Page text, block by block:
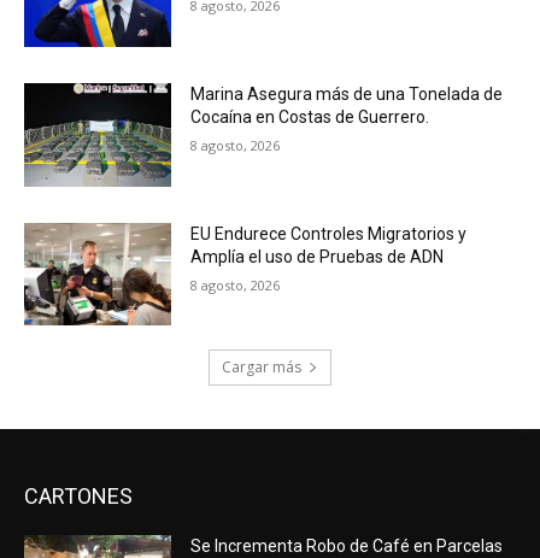
8 agosto, 2026
Marina Asegura más de una Tonelada de
Cocaína en Costas de Guerrero.
8 agosto, 2026
EU Endurece Controles Migratorios y
Amplía el uso de Pruebas de ADN
8 agosto, 2026
Cargar más
CARTONES
Se Incrementa Robo de Café en Parcelas